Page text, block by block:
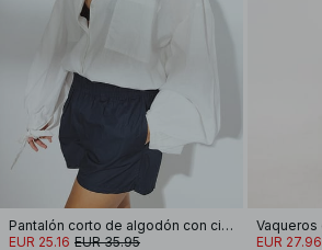
Pantalón corto de algodón con cintura elástica
EUR 25.16 EUR 35.95
EUR 27.96